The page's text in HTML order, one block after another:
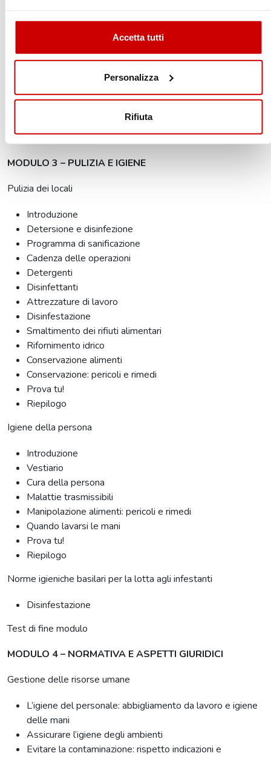
Accetta tutti
Personalizza
Rifiuta
Obbligo di indicazione in etichetta
La gestione del rischio allergeni
Alimenti sui quali prestare attenzione
Test di fine modulo
MODULO 3 – PULIZIA E IGIENE
Pulizia dei locali
Introduzione
Detersione e disinfezione
Programma di sanificazione
Cadenza delle operazioni
Detergenti
Disinfettanti
Attrezzature di lavoro
Disinfestazione
Smaltimento dei rifiuti alimentari
Rifornimento idrico
Conservazione alimenti
Conservazione: pericoli e rimedi
Prova tu!
Riepilogo
Igiene della persona
Introduzione
Vestiario
Cura della persona
Malattie trasmissibili
Manipolazione alimenti: pericoli e rimedi
Quando lavarsi le mani
Prova tu!
Riepilogo
Norme igieniche basilari per la lotta agli infestanti
Disinfestazione
Test di fine modulo
MODULO 4 – NORMATIVA E ASPETTI GIURIDICI
Gestione delle risorse umane
L’igiene del personale: abbigliamento da lavoro e igiene
delle mani
Assicurare l’igiene degli ambienti
Evitare la contaminazione: rispetto indicazioni e